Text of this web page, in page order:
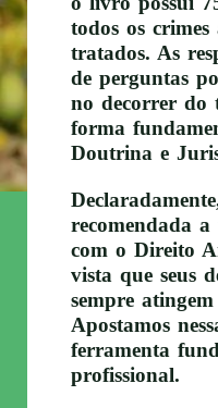
todos os
tratados. As
de perguntas
no decorrer do
forma
Doutrina e
recomendada
com o Direito
vista que seus
sempre
Apostamos
ferramenta
profissional.